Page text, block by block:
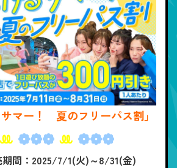
マー！ 夏のフリーパス割」
❁❁❁ ꔛ ❁❁❁
期間：2025/7/1(火)～8/31(金)